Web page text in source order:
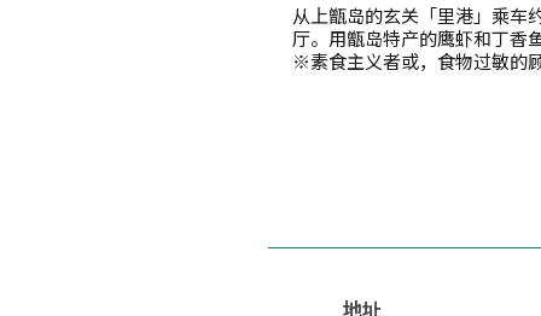
从上甑岛的玄关「里港」乘车
厅。用甑岛特产的鹰虾和丁香
※素食主义者或，食物过敏的
地址